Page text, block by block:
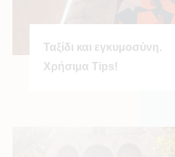
Ταξίδι και εγκυμοσύνη.
Χρήσιμα Tips!